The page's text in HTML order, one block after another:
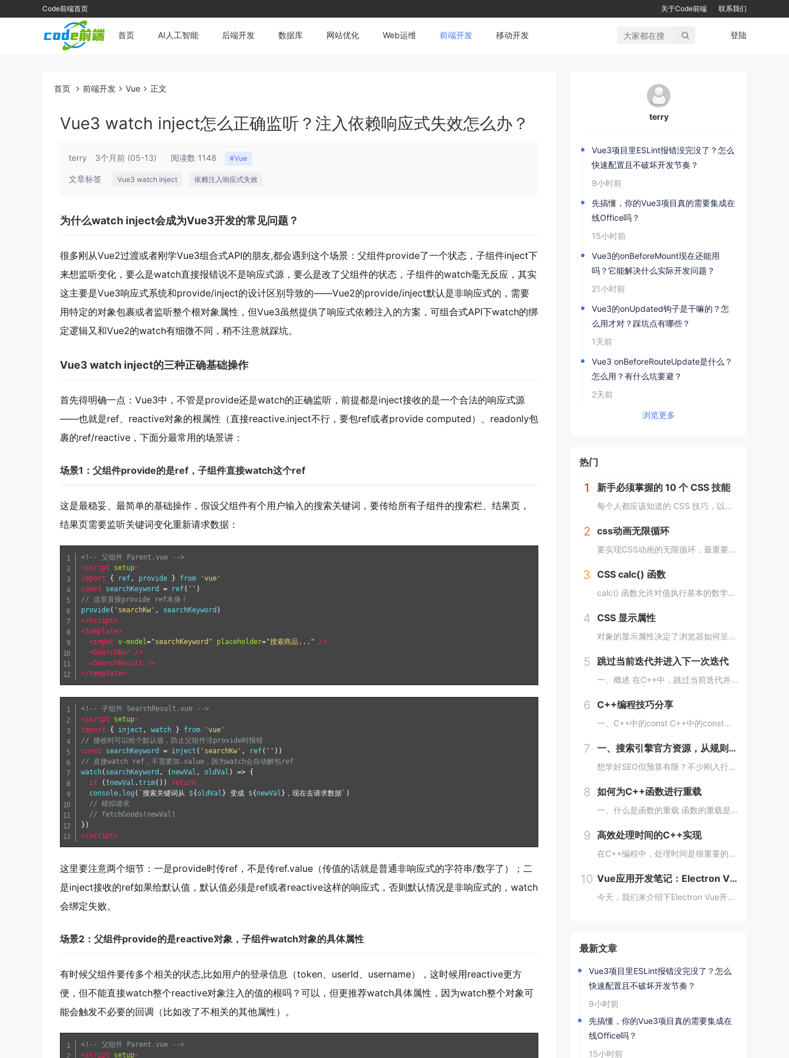
Code前端首页 关于Code前端 联系我们
首页 AI人工智能 后端开发 数据库 网站优化 Web运维 前端开发 移动开发 登陆
首页 前端开发 Vue 正文
Vue3 watch inject怎么正确监听？注入依赖响应式失效怎么办？
terry 3个月前 (05-13) 阅读数 1148 #Vue
文章标签 Vue3 watch inject 依赖注入响应式失效
为什么watch inject会成为Vue3开发的常见问题？
很多刚从Vue2过渡或者刚学Vue3组合式API的朋友,都会遇到这个场景：父组件provide了一个状态，子组件inject下
来想监听变化，要么是watch直接报错说不是响应式源，要么是改了父组件的状态，子组件的watch毫无反应，其实
这主要是Vue3响应式系统和provide/inject的设计区别导致的——Vue2的provide/inject默认是非响应式的，需要
用特定的对象包裹或者监听整个根对象属性，但Vue3虽然提供了响应式依赖注入的方案，可组合式API下watch的绑
定逻辑又和Vue2的watch有细微不同，稍不注意就踩坑。
Vue3 watch inject的三种正确基础操作
首先得明确一点：Vue3中，不管是provide还是watch的正确监听，前提都是inject接收的是一个合法的响应式源
——也就是ref、reactive对象的根属性（直接reactive.inject不行，要包ref或者provide computed）、readonly包
裹的ref/reactive，下面分最常用的场景讲：
场景1：父组件provide的是ref，子组件直接watch这个ref
这是最稳妥、最简单的基础操作，假设父组件有个用户输入的搜索关键词，要传给所有子组件的搜索栏、结果页，
结果页需要监听关键词变化重新请求数据：
<!-- 父组件 Parent.vue -->
<script
setup>
import
{ ref, provide } from
'vue'
const searchKeyword = ref( '' )
// 这里直接provide ref本身！
provide( 'searchKw' , searchKeyword )
</script>
<template>
<input v-model="searchKeyword" placeholder="搜索商品..."
/>
<SearchBar />
<SearchResult
/>
</template>
<!-- 子组件 SearchResult.vue -->
<script
setup>
import
{ inject , watch } from
'vue'
// 接收时可以给个默认值，防止父组件没provide时报错
const searchKeyword = inject ( 'searchKw' , ref( '' ))
// 直接watch ref，不需要加.value，因为watch会自动解包ref
watch( searchKeyword , ( newVal , oldVal ) => {
if
(! newVal .trim())
return
  console
. log (`搜索关键词从 ${oldVal } 变成 ${ newVal }，现在去请求数据`)
// 模拟请求
// fetchGoods(newVal)
})
</script>
这里要注意两个细节：一是provide时传ref，不是传ref.value（传值的话就是普通非响应式的字符串/数字了）；二
是inject接收的ref如果给默认值，默认值必须是ref或者reactive这样的响应式，否则默认情况是非响应式的，watch
会绑定失败。
场景2：父组件provide的是reactive对象，子组件watch对象的具体属性
有时候父组件要传多个相关的状态,比如用户的登录信息（token、userId、username），这时候用reactive更方
便，但不能直接watch整个reactive对象注入的值的根吗？可以，但更推荐watch具体属性，因为watch整个对象可
能会触发不必要的回调（比如改了不相关的其他属性）。
<!-- 父组件 Parent.vue -->
<script
setup>
terry
Vue3项目里ESLint报错没完没了？怎么
快速配置且不破坏开发节奏？
9小时前
先搞懂，你的Vue3项目真的需要集成在
线Office吗？
15小时前
Vue3的onBeforeMount现在还能用
吗？它能解决什么实际开发问题？
21小时前
Vue3的onUpdated钩子是干嘛的？怎
么用才对？踩坑点有哪些？
1天前
Vue3 onBeforeRouteUpdate是什么？
怎么用？有什么坑要避？
2天前
浏览更多
热门
1 新手必须掌握的 10 个 CSS 技能
每个人都应该知道的 CSS 技巧，以提高生产力并快速完成项目。 这里我为初学者收集了10个简单且必须知道的秘诀。 重置.css 某些浏览器对每个元素应用不同的样式，因此最好首先休息一下 CSS。 body, div, h1,h2,...
2 css动画无限循环
要实现CSS动画的无限循环，最重要的是使用animation-iteration-count属性，将其设置为infinite，继续动画就会循环播放。 栗子 CSS动画效果无限循环放大缩小 HTML： <image class="a...
3 CSS calc() 函数
calc() 函数允许对值执行基本的数学运算，当需要对长值进行百分比加法或减法时特别有用。 div { max-width: calc(80% - 100px) }它的工作原理是这样的： div { max-width: calc(...
4 CSS 显示属性
对象的显示属性决定了浏览器如何呈现它。 这是一个非常重要的属性，并且可能具有您可以使用的最多值。 这些值包括： blockinlinenonecontentsflowflow-roottable（以及所有那些table-*）fle...
5 跳过当前迭代并进入下一次迭代
一、概述 在C++中，跳过当前迭代并进入下一次迭代可以使用continue语句来实现。当循环遇到continue语句时，将会立即转到下一次循环的开始处，而不执行当前循环中剩余的代码。 通常情况下，continue语句用于在循环中处理特定的情...
6 C++编程技巧分享
一、C++中的const C++中的const限定符可以用于变量、函数参数、函数返回类型等多种情况。使用const限定符可以使代码更加安全、简洁、易于维护。 1、 const变量 const变量在定义后就不能被修改，这使得代码更加安全...
7 一、搜索引擎官方资源，从规则制定者那学底层逻辑
想学好SEO但预算有限？不少刚入行或想转行做SEO的朋友，都在找免费又靠谱的学习渠道，毕竟SEO知识更新快，花钱买课怕踩坑，不如先从免费资源入手，把基础打牢、摸清行业逻辑再进阶，今天就拆透几个「免费学SEO不踩雷」的平台，不管你是纯新手、有...
8 如何为C++函数进行重载
一、什么是函数的重载 函数的重载是指在同一作用域下，可以定义多个同名函数，但是这些同名函数的参数列表必须不同。参数的不同可以是数量上的不同、类型上的不同、顺序上的不同等，只要这些函数的参数列表不完全一致即可。 二、如何实现函数的重载 1...
9 高效处理时间的C++实现
在C++编程中，处理时间是很重要的一环。而对于大规模问题，如数据处理、机器学习、计算机视觉等领域，时间的效率更是至关重要。本文将从多个方面阐述如何在C++编程中高效处理时间。 一、使用STL算法 STL（标准模板库）是C++的一个重要部分...
10 Vue应用开发笔记：Electron Vue开发的实际应用案例
今天，我们来介绍下Electron Vue开发的实际应用案例，一起往下学习吧！开头：Electron Vue开发的实际应用案例随着移动互联网的不断普及，桌面应用程序的需求也越来越多。而Electron Vue作为一种基于JavaScript...
最新文章
Vue3项目里ESLint报错没完没了？怎么
快速配置且不破坏开发节奏？
9小时前
先搞懂，你的Vue3项目真的需要集成在
线Office吗？
15小时前